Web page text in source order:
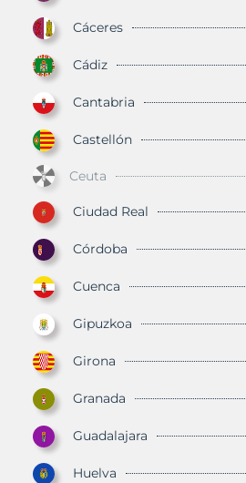
Cáceres
Cádiz
Cantabria
Castellón
Ceuta
Ciudad Real
Córdoba
Cuenca
Gipuzkoa
Girona
Granada
Guadalajara
Huelva